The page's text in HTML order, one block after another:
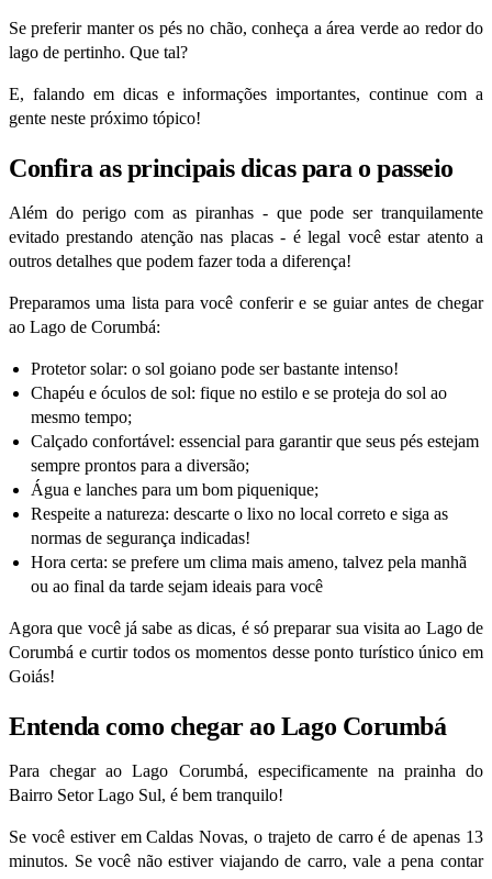
Se preferir manter os pés no chão, conheça a área verde ao redor do
lago de pertinho. Que tal?
E, falando em dicas e informações importantes, continue com a
gente neste próximo tópico!
Confira as principais dicas para o passeio
Além do perigo com as piranhas - que pode ser tranquilamente
evitado prestando atenção nas placas - é legal você estar atento a
outros detalhes que podem fazer toda a diferença!
Preparamos uma lista para você conferir e se guiar antes de chegar
ao Lago de Corumbá:
Protetor solar: o sol goiano pode ser bastante intenso!
Chapéu e óculos de sol: fique no estilo e se proteja do sol ao
mesmo tempo;
Calçado confortável: essencial para garantir que seus pés estejam
sempre prontos para a diversão;
Água e lanches para um bom piquenique;
Respeite a natureza: descarte o lixo no local correto e siga as
normas de segurança indicadas!
Hora certa: se prefere um clima mais ameno, talvez pela manhã
ou ao final da tarde sejam ideais para você
Agora que você já sabe as dicas, é só preparar sua visita ao Lago de
Corumbá e curtir todos os momentos desse ponto turístico único em
Goiás!
Entenda como chegar ao Lago Corumbá
Para chegar ao Lago Corumbá, especificamente na prainha do
Bairro Setor Lago Sul, é bem tranquilo!
Se você estiver em Caldas Novas, o trajeto de carro é de apenas 13
minutos. Se você não estiver viajando de carro, vale a pena contar